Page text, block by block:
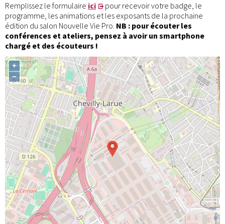
Remplissez le formulaire ici
pour recevoir votre badge, le
programme, les animations et les exposants de la prochaine
édition du salon Nouvelle Vie Pro. NB : pour écouter les
conférences et ateliers, pensez à avoir un smartphone
chargé et des écouteurs !
+
−